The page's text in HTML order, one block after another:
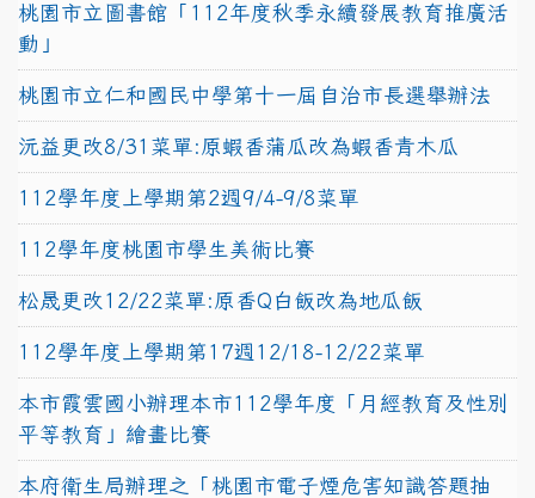
桃園市立圖書館「112年度秋季永續發展教育推廣活
動」
桃園市立仁和國民中學第十一屆自治市長選舉辦法
沅益更改8/31菜單:原蝦香蒲瓜改為蝦香青木瓜
112學年度上學期第2週9/4-9/8菜單
112學年度桃園市學生美術比賽
松晟更改12/22菜單:原香Q白飯改為地瓜飯
112學年度上學期第17週12/18-12/22菜單
本市霞雲國小辦理本市112學年度「月經教育及性別
平等教育」繪畫比賽
本府衛生局辦理之「桃園市電子煙危害知識答題抽